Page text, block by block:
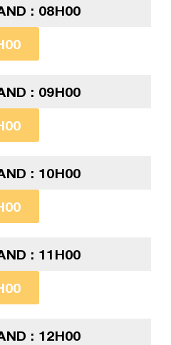
: 08H00
: 09H00
: 10H00
: 11H00
: 12H00